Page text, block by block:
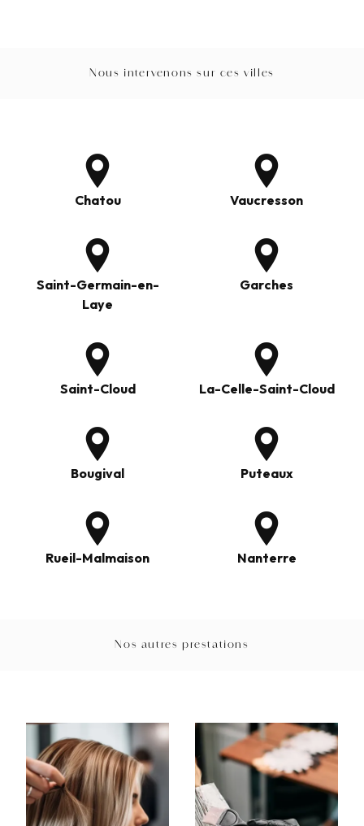
Nous intervenons sur ces villes
Chatou Vaucresson
Saint-Germain-en-
Laye
Garches
Saint-Cloud La-Celle-Saint-Cloud
Bougival Puteaux
Rueil-Malmaison Nanterre
Nos autres prestations